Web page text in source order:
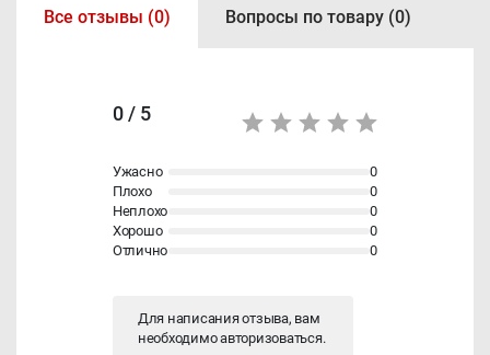
Все отзывы (0) Вопросы по товару (0)
0 / 5
Ужасно
0
Плохо
0
Неплохо
0
Хорошо
0
Отлично
0
Для написания отзыва, вам
необходимоавторизоваться.